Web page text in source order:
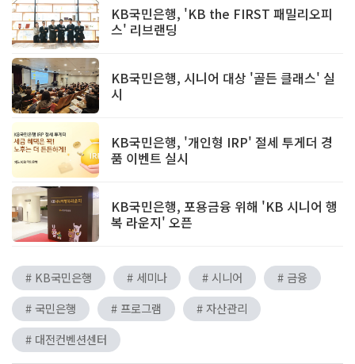
KB국민은행, 'KB the FIRST 패밀리오피
스' 리브랜딩
KB국민은행, 시니어 대상 '골든 클래스' 실
시
KB국민은행, '개인형 IRP' 절세 투게더 경
품 이벤트 실시
KB국민은행, 포용금융 위해 'KB 시니어 행
복 라운지' 오픈
# KB국민은행 # 세미나 # 시니어
# 금융
# 국민은행
# 프로그램
# 자산관리
# 대전컨벤션센터